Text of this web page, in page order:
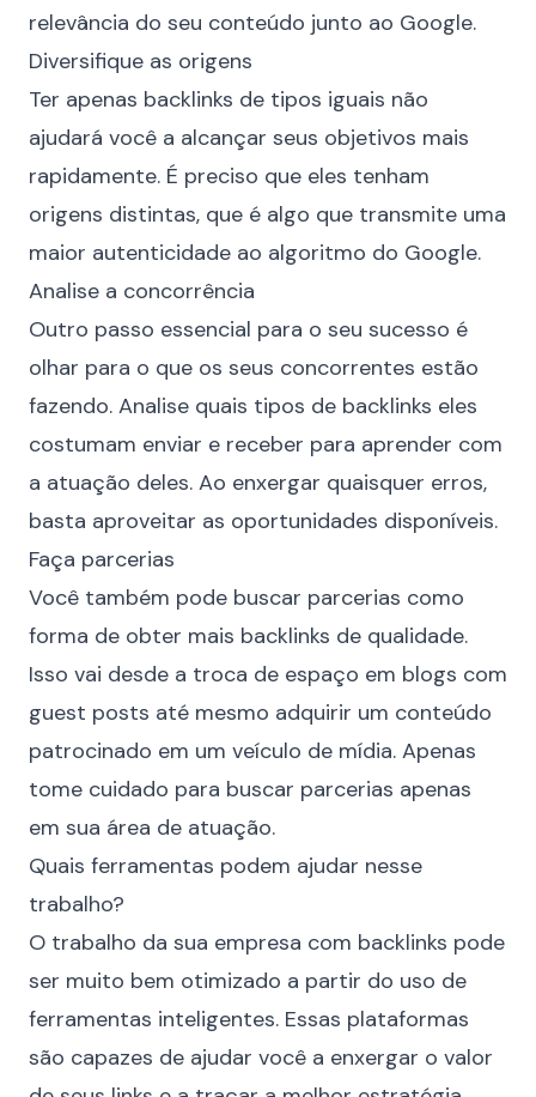
relevância do seu conteúdo junto ao Google.
Diversifique as origens
Ter apenas backlinks de tipos iguais não
ajudará você a alcançar seus objetivos mais
rapidamente. É preciso que eles tenham
origens distintas, que é algo que transmite uma
maior autenticidade ao algoritmo do Google.
Analise a concorrência
Outro passo essencial para o seu sucesso é
olhar para o que os seus concorrentes estão
fazendo. Analise quais tipos de backlinks eles
costumam enviar e receber para aprender com
a atuação deles. Ao enxergar quaisquer erros,
basta aproveitar as oportunidades disponíveis.
Faça parcerias
Você também pode buscar parcerias como
forma de obter mais backlinks de qualidade.
Isso vai desde a troca de espaço em blogs com
guest posts até mesmo adquirir um conteúdo
patrocinado em um veículo de mídia. Apenas
tome cuidado para buscar parcerias apenas
em sua área de atuação.
Quais ferramentas podem ajudar nesse
trabalho?
O trabalho da sua empresa com backlinks pode
ser muito bem otimizado a partir do uso de
ferramentas inteligentes. Essas plataformas
são capazes de ajudar você a enxergar o valor